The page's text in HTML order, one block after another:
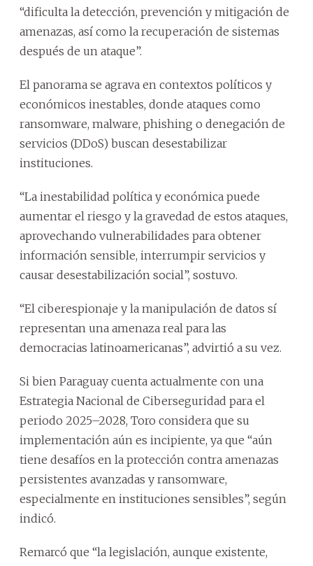
“dificulta la detección, prevención y mitigación de
amenazas, así como la recuperación de sistemas
después de un ataque”.
El panorama se agrava en contextos políticos y
económicos inestables, donde ataques como
ransomware, malware, phishing o denegación de
servicios (DDoS) buscan desestabilizar
instituciones.
“La inestabilidad política y económica puede
aumentar el riesgo y la gravedad de estos ataques,
aprovechando vulnerabilidades para obtener
información sensible, interrumpir servicios y
causar desestabilización social”, sostuvo.
“El ciberespionaje y la manipulación de datos sí
representan una amenaza real para las
democracias latinoamericanas”, advirtió a su vez.
Si bien Paraguay cuenta actualmente con una
Estrategia Nacional de Ciberseguridad para el
periodo 2025–2028, Toro considera que su
implementación aún es incipiente, ya que “aún
tiene desafíos en la protección contra amenazas
persistentes avanzadas y ransomware,
especialmente en instituciones sensibles”, según
indicó.
Remarcó que “la legislación, aunque existente,